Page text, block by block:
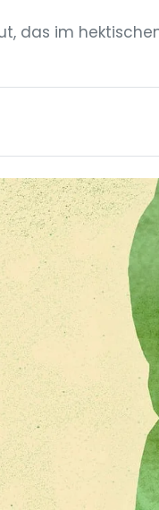
das im